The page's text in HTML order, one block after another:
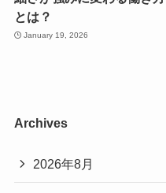
とは？
January 19, 2026
Archives
2026年8月